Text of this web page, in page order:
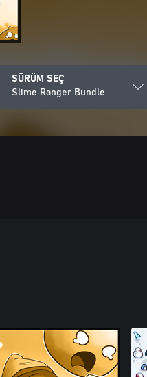
SÜRÜM SEÇ
Slime Ranger Bundle